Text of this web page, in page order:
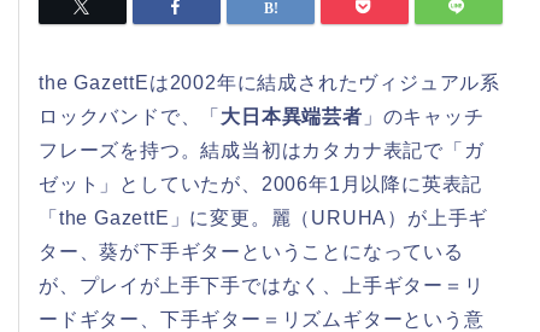
the GazettEは2002年に結成されたヴィジュアル系
ロックバンドで、「 大日本異端芸者 」のキャッチ
フレーズを持つ。結成当初はカタカナ表記で「ガ
ゼット」としていたが、2006年1月以降に英表記
「the GazettE」に変更。麗（URUHA）が上手ギ
ター、葵が下手ギターということになっている
が、プレイが上手下手ではなく、上手ギター＝リ
ードギター、下手ギター＝リズムギターという意